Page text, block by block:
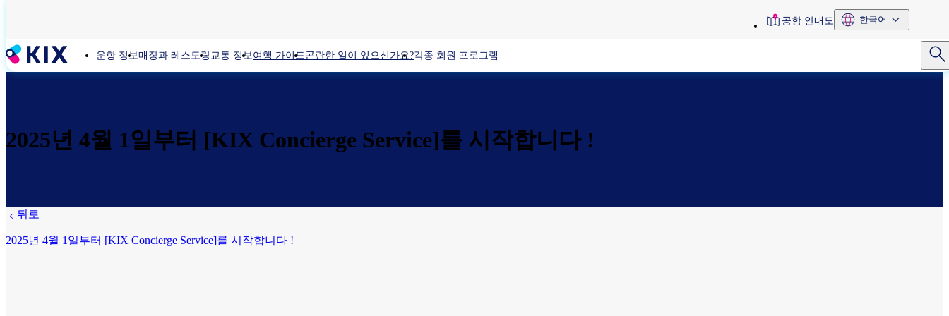
콘
텐
츠
뛰
기
toolbar공항 안내도 한국어
운항 정보매장과 레스토랑교통 정보여행 가이드곤란한 일이 있으신가요?각종 회원 프로그램
2025년 4월 1일부터 [KIX Concierge Service]를 시작합니다 !
뒤로
2025년 4월 1일부터 [KIX Concierge Service]를 시작합니다 !